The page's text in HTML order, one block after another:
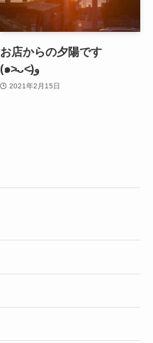
お店からの夕陽です
(๑˃̵ᴗ˂̵)و
2021年2月15日